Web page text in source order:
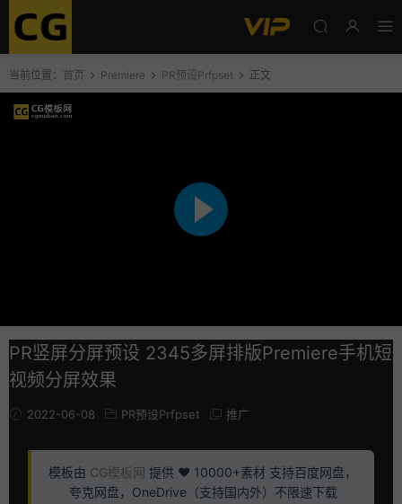
当前位置： 首页 Premiere PR预设Prfpset 正文
PR竖屏分屏预设 2345多屏排版Premiere手机短
视频分屏效果
2022-06-08 PR预设Prfpset 推广
模板由 CG模板网 提供 ❤️ 10000+素材 支持百度网盘，
夸克网盘，OneDrive（支持国内外）不限速下载